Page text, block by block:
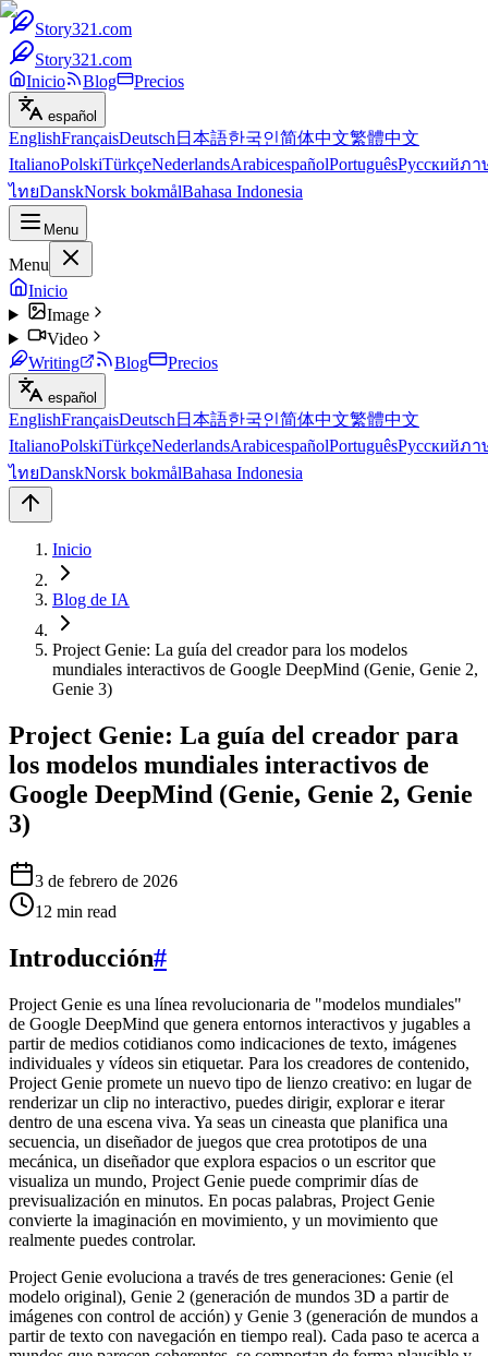
Story321.com
Story321.com
Inicio
Blog Precios
español
EnglishFrançaisDeutsch 日本語한국인简体中文繁體中文
ItalianoPolskiTürkçeNederlandsArabicespañolPortuguêsРусскийภา
ไทยDanskNorsk bokmålBahasa Indonesia
Menu
Menu
Inicio
Image
Video
Writing
Blog Precios
español
EnglishFrançaisDeutsch 日本語한국인简体中文繁體中文
ItalianoPolskiTürkçeNederlandsArabicespañolPortuguêsРусскийภา
ไทยDanskNorsk bokmålBahasa Indonesia
Inicio
Blog de IA
Project Genie: La guía del creador para los modelos
mundiales interactivos de Google DeepMind (Genie, Genie 2,
Genie 3)
Project Genie: La guía del creador para
los modelos mundiales interactivos de
Google DeepMind (Genie, Genie 2, Genie
3)
3 de febrero de 2026
12 min read
Introducción#
Project Genie es una línea revolucionaria de "modelos mundiales"
de Google DeepMind que genera entornos interactivos y jugables a
partir de medios cotidianos como indicaciones de texto, imágenes
individuales y vídeos sin etiquetar. Para los creadores de contenido,
Project Genie promete un nuevo tipo de lienzo creativo: en lugar de
renderizar un clip no interactivo, puedes dirigir, explorar e iterar
dentro de una escena viva. Ya seas un cineasta que planifica una
secuencia, un diseñador de juegos que crea prototipos de una
mecánica, un diseñador que explora espacios o un escritor que
visualiza un mundo, Project Genie puede comprimir días de
previsualización en minutos. En pocas palabras, Project Genie
convierte la imaginación en movimiento, y un movimiento que
realmente puedes controlar.
Project Genie evoluciona a través de tres generaciones: Genie (el
modelo original), Genie 2 (generación de mundos 3D a partir de
imágenes con control de acción) y Genie 3 (generación de mundos a
partir de texto con navegación en tiempo real). Cada paso te acerca a